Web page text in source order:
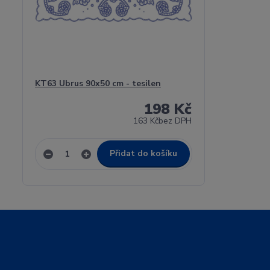
KT63 Ubrus 90x50 cm - tesilen
198 Kč
163 Kčbez DPH
Přidat do košíku